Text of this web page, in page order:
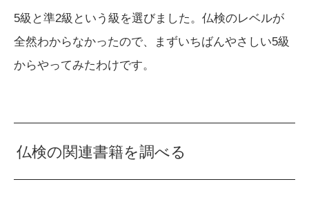
5級と準2級という級を選びました。仏検のレベルが
全然わからなかったので、まずいちばんやさしい5級
からやってみたわけです。
仏検の関連書籍を調べる